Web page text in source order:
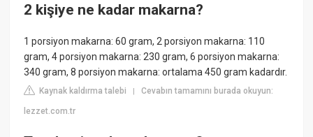
2 kişiye ne kadar makarna?
1 porsiyon makarna: 60 gram, 2 porsiyon makarna: 110
gram, 4 porsiyon makarna: 230 gram, 6 porsiyon makarna:
340 gram, 8 porsiyon makarna: ortalama 450 gram kadardır.
Kaynak kaldırma talebi |Cevabın tamamını burada okuyun:
lezzet.com.tr